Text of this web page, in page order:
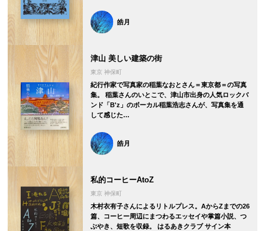
皓月
津山 美しい建築の街
東京 神保町
紀行作家で写真家の稲葉なおとさん＝東京都＝の写真
集。 稲葉さんのいとこで、津山市出身の人気ロックバ
ンド「B'z」のボーカル稲葉浩志さんが、写真集を通
して感じた…
皓月
私的コーヒーAtoZ
東京 神保町
木村衣有子さんによるリトルプレス。AからZまでの26
篇、コーヒー周辺にまつわるエッセイや掌篇小説、つ
ぶやき、短歌を収録。 はるあきクラブ サイン本